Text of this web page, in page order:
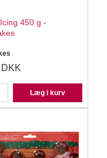
450 g -
DKK
Læg i kurv